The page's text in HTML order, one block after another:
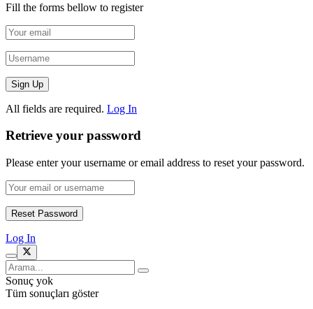
Fill the forms bellow to register
All fields are required. Log In
Retrieve your password
Please enter your username or email address to reset your password.
Log In
Sonuç yok
Tüm sonuçları göster